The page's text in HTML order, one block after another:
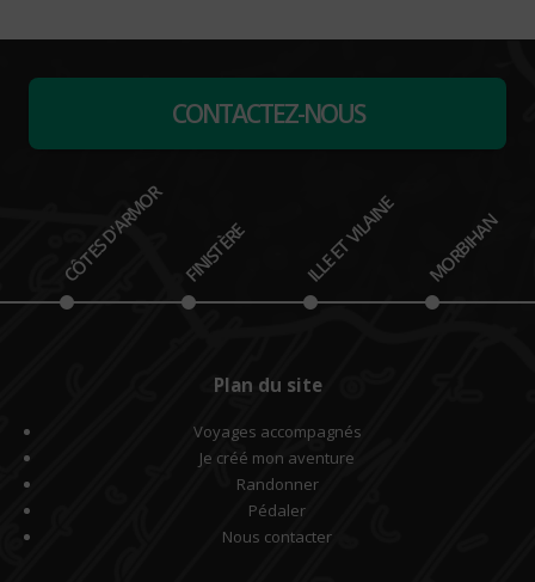
CONTACTEZ-NOUS
CÔTES D'ARMOR FINISTÈRE ILLE ET VILAINE MORBIHAN
Plan du site
Voyages accompagnés
Je créé mon aventure
Randonner
Pédaler
Nous contacter